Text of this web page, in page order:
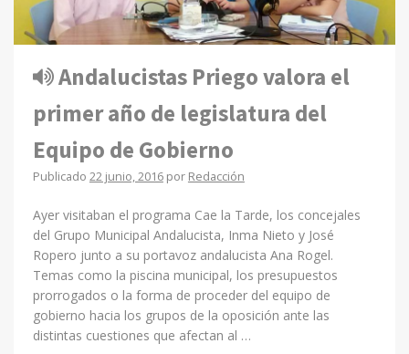
Andalucistas Priego valora el
primer año de legislatura del
Equipo de Gobierno
Publicado 22 junio, 2016por Redacción
Ayer visitaban el programa Cae la Tarde, los concejales
del Grupo Municipal Andalucista, Inma Nieto y José
Ropero junto a su portavoz andalucista Ana Rogel.
Temas como la piscina municipal, los presupuestos
prorrogados o la forma de proceder del equipo de
gobierno hacia los grupos de la oposición ante las
distintas cuestiones que afectan al …